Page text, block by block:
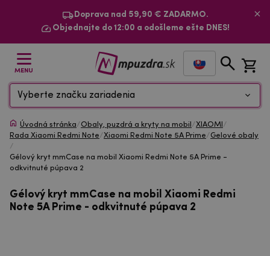
Doprava nad 59,90 € ZADARMO.
Objednajte do 12:00 a odošleme ešte DNES!
MENU
Vyberte značku zariadenia
Úvodná stránka/Obaly, puzdrá a kryty na mobil /XIAOMI /
Rada Xiaomi Redmi Note/Xiaomi Redmi Note 5A Prime/Gelové obaly
/
Gélový kryt mmCase na mobil Xiaomi Redmi Note 5A Prime -
odkvitnuté púpava 2
Gélový kryt mmCase na mobil Xiaomi Redmi
Note 5A Prime - odkvitnuté púpava 2